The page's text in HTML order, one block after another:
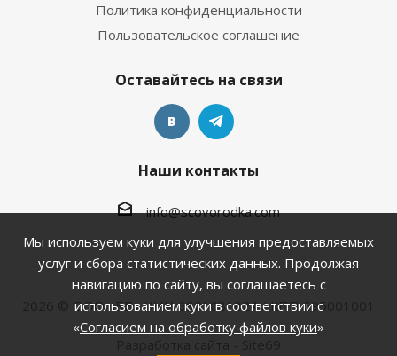
Политика конфиденциальности
Пользовательское соглашение
Оставайтесь на связи
Наши контакты
info@scovorodka.com
2026 © ООО «БВ» ИНН 6901081824 / КПП 695001001
Мы используем куки для улучшения предоставляемых
услуг и сбора статистических данных. Продолжая
навигацию по сайту, вы соглашаетесь с
использованием куки в соответствии с
«Согласием на обработку файлов куки»